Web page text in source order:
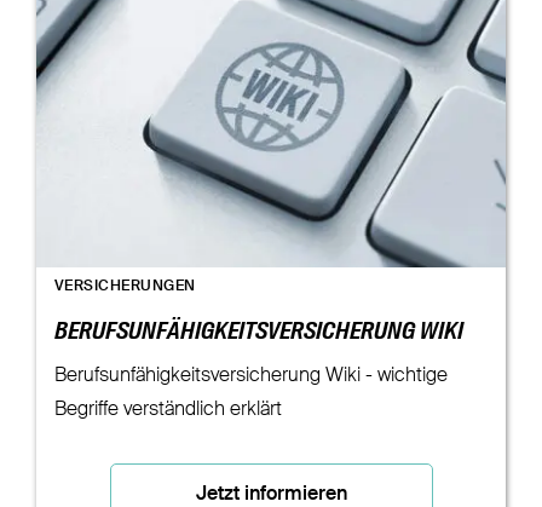
VERSICHERUNGEN
BERUFSUNFÄHIGKEITSVERSICHERUNG WIKI
Berufsunfähigkeitsversicherung Wiki - wichtige
Begriffe verständlich erklärt
Jetzt informieren